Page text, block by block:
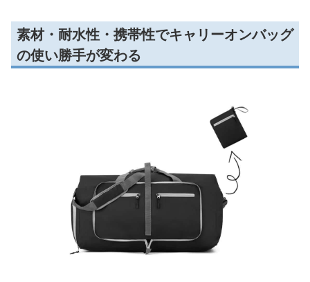
素材・耐水性・携帯性でキャリーオンバッグ
の使い勝手が変わる